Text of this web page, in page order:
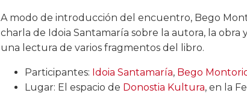
A modo de introducción del encuentro, Bego
charla de Idoia Santamaría sobre la autora, la obra
una lectura de varios fragmentos del libro.
Participantes: Idoia Santamaría, Bego
Lugar: El espacio de Donostia Kultura, en la